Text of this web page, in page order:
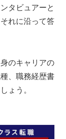
タビュアーと
れに沿って答
のキャリアの
、職務経歴書
ょう。